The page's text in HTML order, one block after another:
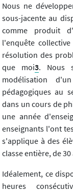
Nous ne
sous-jacente au
comme produit
l'enquête
résolution des
que moi3. Nous
modélisation
pédagogiques au
dans un cours de
une année
enseignants l'ont
s'applique à des
classe entière, de
Idéalement, ce
heures